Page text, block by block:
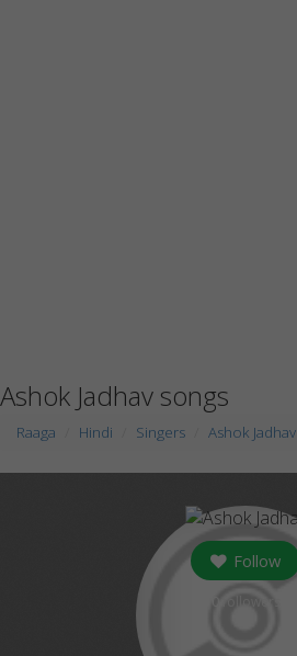
Ashok Jadhav songs
Raaga Hindi Singers Ashok Jadhav
Follow